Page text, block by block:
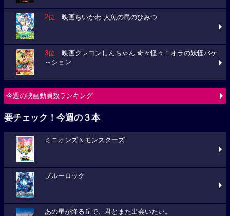
2位 映画ちいかわ 人魚の島のひみつ
3位 映画クレヨンしんちゃん 奇々怪々！オラの妖怪バケ
～ション
今週の映画動員数ランキング
要チェック！今週の３本
ミニオンズ＆モンスターズ
ブルーロック
あの星が降る丘で、君とまた出会いたい。